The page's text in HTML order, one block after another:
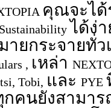
คุณจะได้
Sustainability ได้ง่
ายกระจายทั่
, เหล่า
Tobi, และ PYE
กคนยังสามา